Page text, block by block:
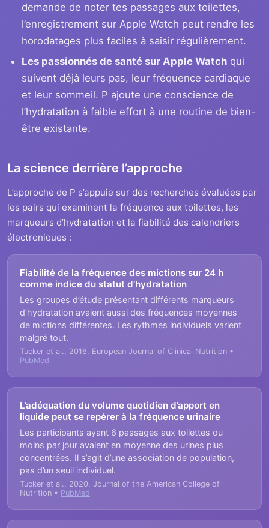
demande de noter tes passages aux toilettes,
l’enregistrement sur Apple Watch peut rendre les
horodatages plus faciles à saisir régulièrement.
Les passionnés de santé sur Apple Watch qui
suivent déjà leurs pas, leur fréquence cardiaque
et leur sommeil. P ajoute une conscience de
l’hydratation à faible effort à une routine de bien-
être existante.
La science derrière l’approche
L’approche de P s’appuie sur des recherches évaluées par
les pairs qui examinent la fréquence aux toilettes, les
marqueurs d’hydratation et la fiabilité des calendriers
électroniques :
Fiabilité de la fréquence des mictions sur 24 h
comme indice du statut d’hydratation
Les groupes d’étude présentant différents marqueurs
d’hydratation avaient aussi des fréquences moyennes
de mictions différentes. Les rythmes individuels varient
malgré tout.
Tucker et al., 2016. European Journal of Clinical Nutrition •
PubMed
L’adéquation du volume quotidien d’apport en
liquide peut se repérer à la fréquence urinaire
Les participants ayant 6 passages aux toilettes ou
moins par jour avaient en moyenne des urines plus
concentrées. Il s’agit d’une association de population,
pas d’un seuil individuel.
Tucker et al., 2020. Journal of the American College of
Nutrition • PubMed